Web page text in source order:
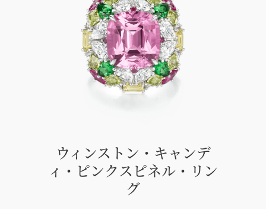
ウィンストン・キャンデ
ィ・ピンクスピネル・リン
グ